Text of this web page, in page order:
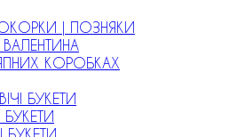
| ПОЗНЯКИ
КОРОБКАХ
БУКЕТИ
БУКЕТИ